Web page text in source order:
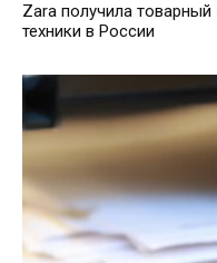
Zara получила
техники в России